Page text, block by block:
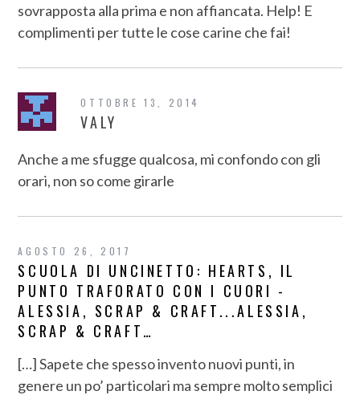
sovrapposta alla prima e non affiancata. Help! E
complimenti per tutte le cose carine che fai!
OTTOBRE 13, 2014
VALY
Anche a me sfugge qualcosa, mi confondo con gli
orari, non so come girarle
AGOSTO 26, 2017
SCUOLA DI UNCINETTO: HEARTS, IL
PUNTO TRAFORATO CON I CUORI -
ALESSIA, SCRAP & CRAFT...ALESSIA,
SCRAP & CRAFT…
[…] Sapete che spesso invento nuovi punti, in
genere un po’ particolari ma sempre molto semplici